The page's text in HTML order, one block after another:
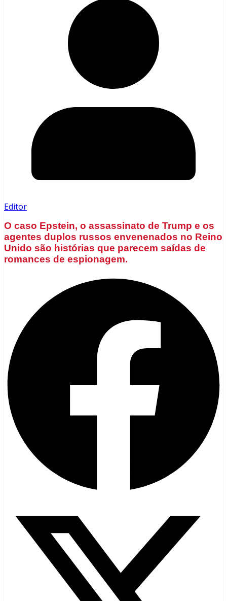
Editor
O caso Epstein, o assassinato de Trump e os
agentes duplos russos envenenados no Reino
Unido são histórias que parecem saídas de
romances de espionagem.